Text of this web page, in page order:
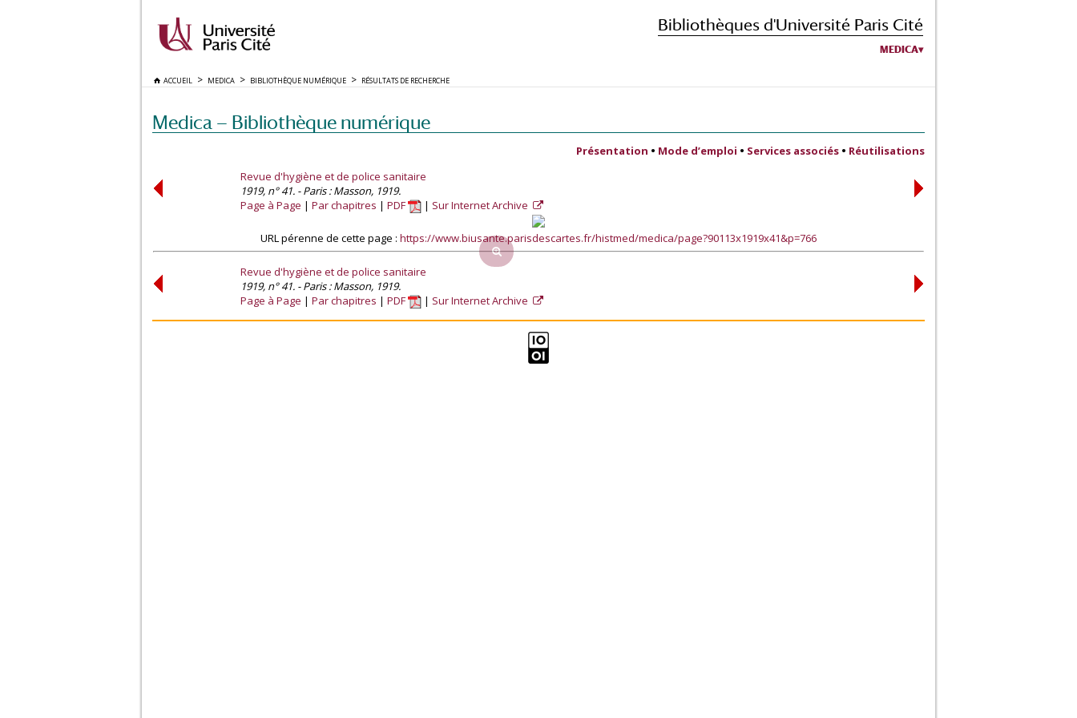
Bibliothèques d'Université Paris Cité
MEDICA
ACCUEIL MEDICA BIBLIOTHÈQUE NUMÉRIQUE RÉSULTATS DE RECHERCHE
Medica — Bibliothèque numérique
Présentation • Mode d’emploi • Services associés • Réutilisations
Revue d'hygiène et de police sanitaire
1919, n° 41. - Paris : Masson, 1919.
Page à Page
Par chapitres PDF Sur Internet Archive
URL pérenne de cette page : https://www.biusante.parisdescartes.fr/histmed/medica/page?90113x1919x41&p=766
Revue d'hygiène et de police sanitaire
1919, n° 41. - Paris : Masson, 1919.
Page à Page
Par chapitres PDF Sur Internet Archive